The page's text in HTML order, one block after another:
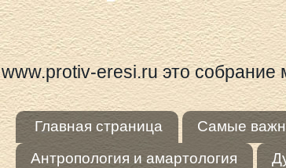
www.protiv-eresi.ru это собрание
Главная страница Самые
Антропология и амартология